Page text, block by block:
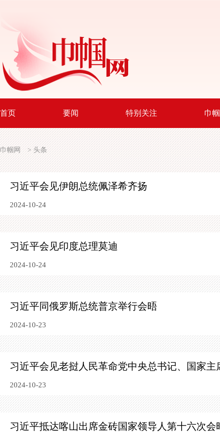
首页 要闻 特别关注 巾
巾帼网 > 头条
习近平会见伊朗总统佩泽希齐扬
2024-10-24
习近平会见印度总理莫迪
2024-10-24
习近平同俄罗斯总统普京举行会晤
2024-10-23
习近平会见老挝人民革命党中央总书记、国家主
2024-10-23
习近平抵达喀山出席金砖国家领导人第十六次会